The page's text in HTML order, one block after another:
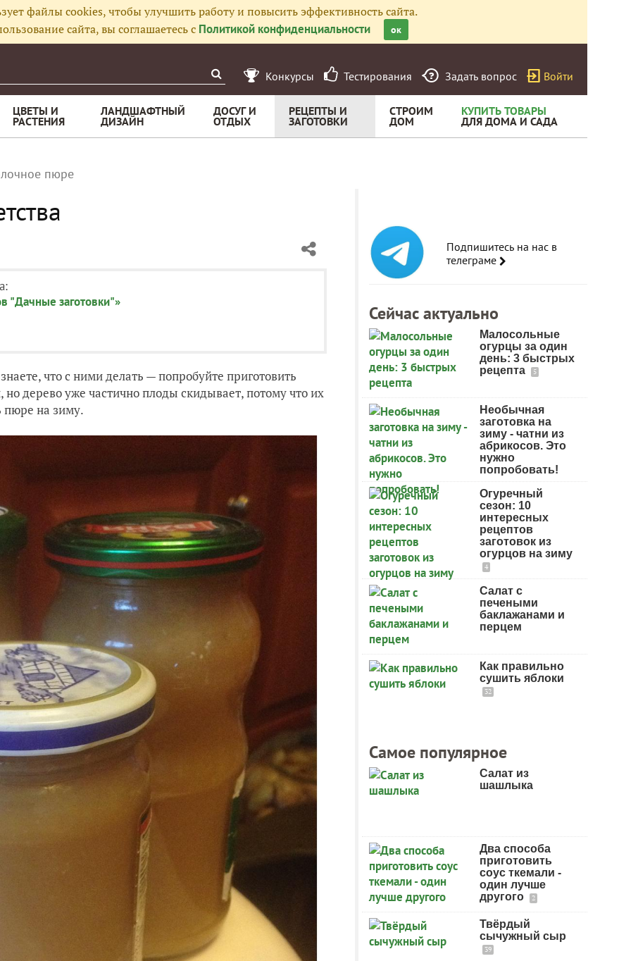
файлы cookies, чтобы улучшить работу и повысить эффективность сайта.
сайта, вы соглашаетесь с Политикой конфиденциальности ок
Конкурсы Тестирования Задать вопрос Войти
ЦВЕТЫ И
РАСТЕНИЯ
ЛАНДШАФТНЫЙ
ДИЗАЙН
ДОСУГ И
ОТДЫХ
РЕЦЕПТЫ И
ЗАГОТОВКИ
СТРОИМ
ДОМ
КУПИТЬ ТОВАРЫ
ДЛЯ ДОМА И САДА
пюре
"Дачные заготовки"»
что с ними делать — попробуйте приготовить
дерево уже частично плоды скидывает, потому что их
пюре на зиму.
Подпишитесь на нас в
телеграме
Сейчас актуально
Малосольные
огурцы за один
день: 3 быстрых
рецепта
5
Необычная
заготовка на
зиму - чатни из
абрикосов. Это
нужно
попробовать!
Огуречный
сезон: 10
интересных
рецептов
заготовок из
огурцов на зиму
4
Салат с
печеными
баклажанами и
перцем
Как правильно
сушить яблоки
32
Самое популярное
Салат из
шашлыка
Два способа
приготовить
соус ткемали -
один лучше
другого
2
Твёрдый
сычужный сыр
39